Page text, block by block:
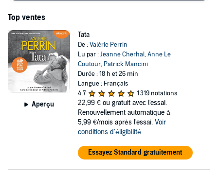
Top ventes
Aperçu
Tata
De :Valérie Perrin
Lu par :Jeanne Cherhal,Anne Le
Coutour, Patrick Mancini
Durée : 18 h et 26 min
Langue : Français
4,7
1 319 notations
22,99 € ou gratuit avec l'essai.
Renouvellement automatique à
5,99 €/mois après l'essai. Voir
conditions d'éligibilité
Essayez Standard gratuitement